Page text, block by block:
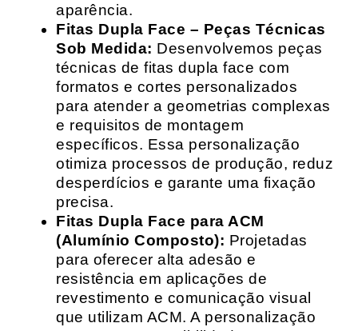
aparência.
Fitas Dupla Face – Peças Técnicas
Sob Medida: Desenvolvemos peças
técnicas de fitas dupla face com
formatos e cortes personalizados
para atender a geometrias complexas
e requisitos de montagem
específicos. Essa personalização
otimiza processos de produção, reduz
desperdícios e garante uma fixação
precisa.
Fitas Dupla Face para ACM
(Alumínio Composto): Projetadas
para oferecer alta adesão e
resistência em aplicações de
revestimento e comunicação visual
que utilizam ACM. A personalização